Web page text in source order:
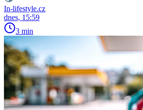
In-lifestyle.cz
dnes, 15:59
3 min